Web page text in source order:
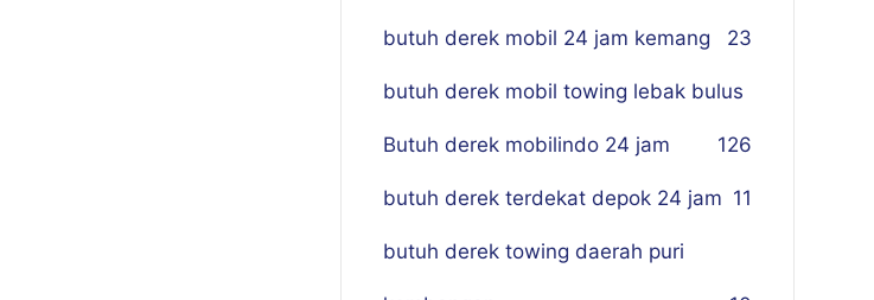
butuh derek mobil 24 jam kemang 23
butuh derek mobil towing lebak bulus
26
Butuh derek mobilindo 24 jam 1
butuh derek terdekat depok 24 jam 11
butuh derek towing daerah puri